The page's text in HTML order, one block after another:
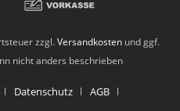
zzgl.Versandkosten und ggf.
nicht anders beschrieben
Datenschutz AGB